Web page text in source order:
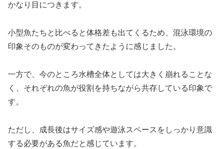
かなり目につきます。
小型魚たちと比べると体格差も出てくるため、混泳環境の
印象そのものが変わってきたように感じました。
一方で、今のところ水槽全体としては大きく崩れることな
く、それぞれの魚が役割を持ちながら共存している印象で
す。
ただし、成長後はサイズ感や遊泳スペースをしっかり意識
する必要がある魚だと感じています。